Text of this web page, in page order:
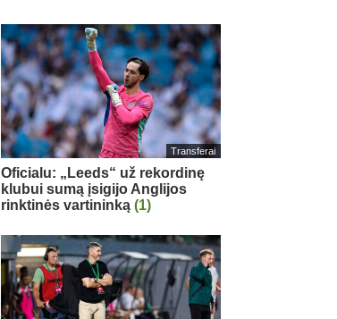
Transferai
Oficialu: „Leeds“ už rekordinę
klubui sumą įsigijo Anglijos
rinktinės vartininką (1)